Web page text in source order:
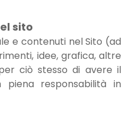
sito
e contenuti nel Sito (ad
idee, grafica, altre
ciò stesso di avere il
responsabilità in